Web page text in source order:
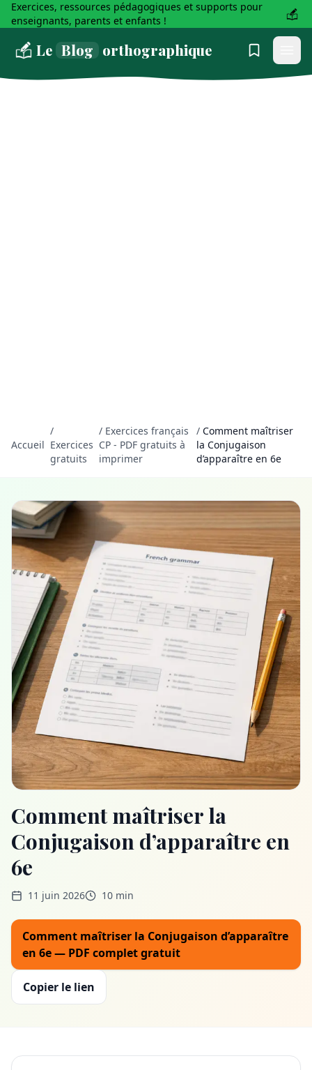
Exercices, ressources pédagogiques et supports pour
enseignants, parents et enfants !
Le Blog orthographique
Accueil
/
Exercices
gratuits
/ Exercices français
CP - PDF gratuits à
imprimer
/ Comment maîtriser
la Conjugaison
d’apparaître en 6e
Comment maîtriser la
Conjugaison d’apparaître en
6e
11 juin 2026 10 min
Comment maîtriser la Conjugaison d’apparaître
en 6e — PDF complet gratuit
Copier le lien